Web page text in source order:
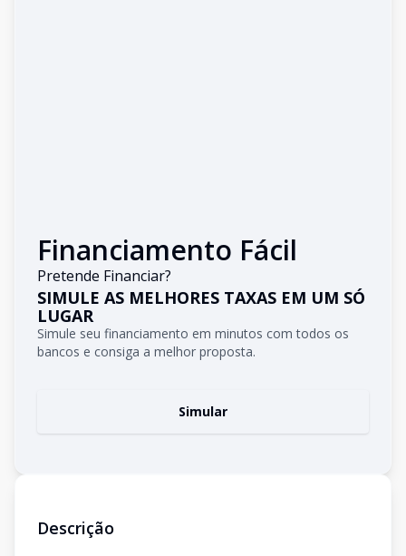
Financiamento Fácil
Pretende Financiar?
SIMULE AS MELHORES TAXAS EM UM SÓ
LUGAR
Simule seu financiamento em minutos com todos os
bancos e consiga a melhor proposta.
Simular
Descrição